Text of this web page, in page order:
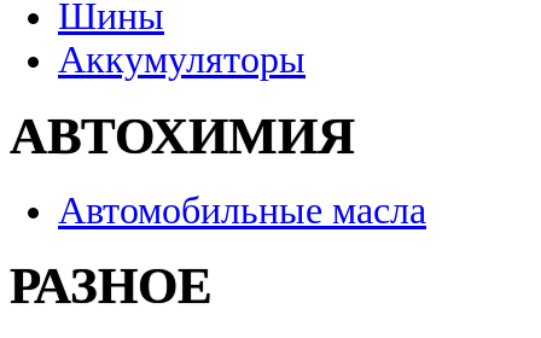
Шины
Аккумуляторы
АВТОХИМИЯ
Автомобильные масла
РАЗНОЕ